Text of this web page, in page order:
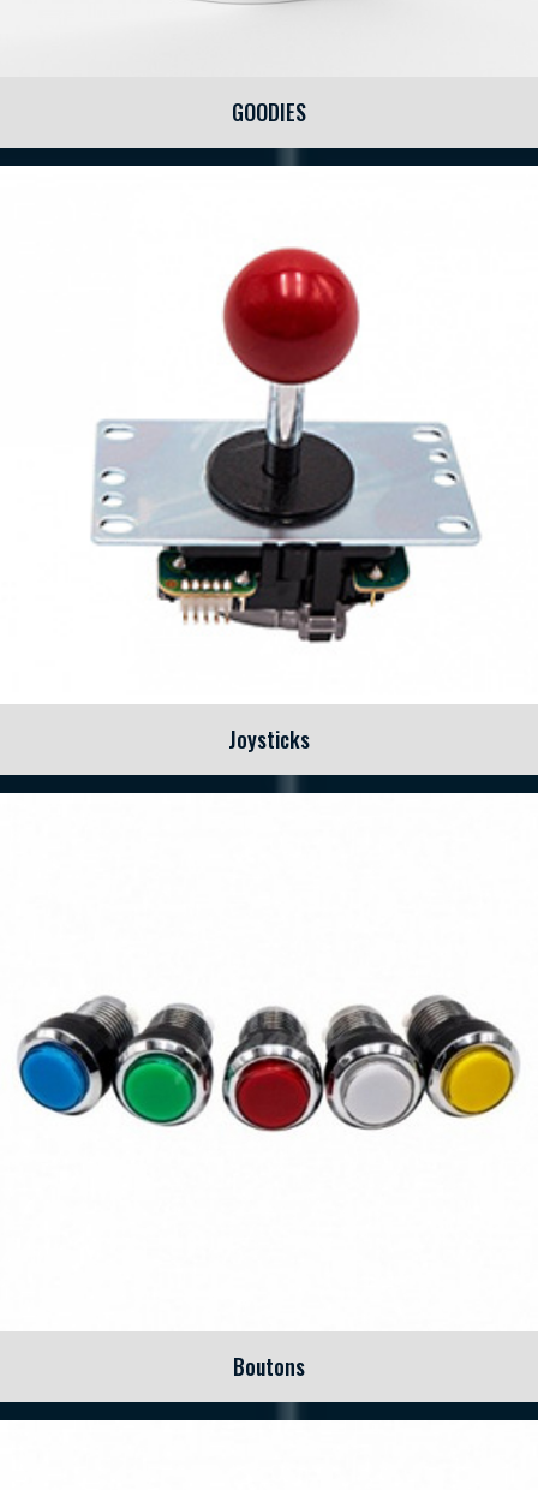
GOODIES
Joysticks
Boutons